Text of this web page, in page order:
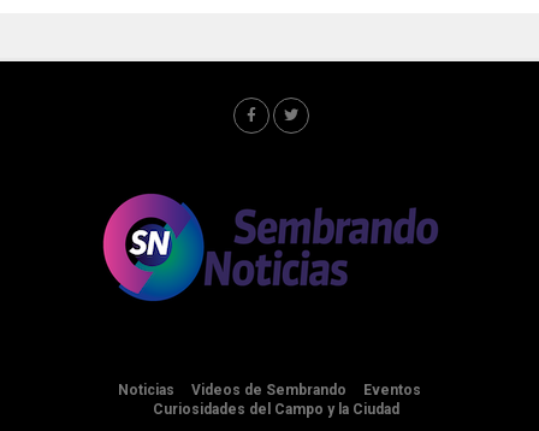
Noticias Videos de Sembrando
Eventos
Curiosidades del Campo y la Ciudad